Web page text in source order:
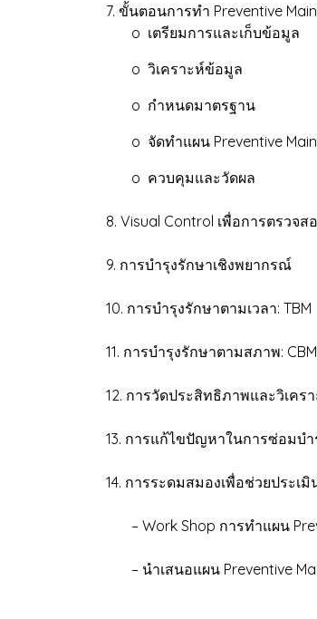
7. ขั้นตอนการทำ Preventive
o เตรียมการและเก็บข้อมูล
o วิเคราะห์ข้อมูล
o กำหนดมาตรฐาน
o จัดทำแผน Preventive
o ควบคุมและวัดผล
8. Visual Control เพื่อการตรวจส
9. การบำรุงรักษาเชิงพยากรณ์
10. การบำรุงรักษาตามเวลา: TBM
11. การบำรุงรักษาตามสภาพ: CBM
12. การวัดประสิทธิภาพและวิเคร
13. การแก้ไขปัญหาในการซ่อมบำ
14. การระดมสมองเพื่อช่วยประเ
– Work Shop การทำแผน
– นำเสนอแผน Preventive